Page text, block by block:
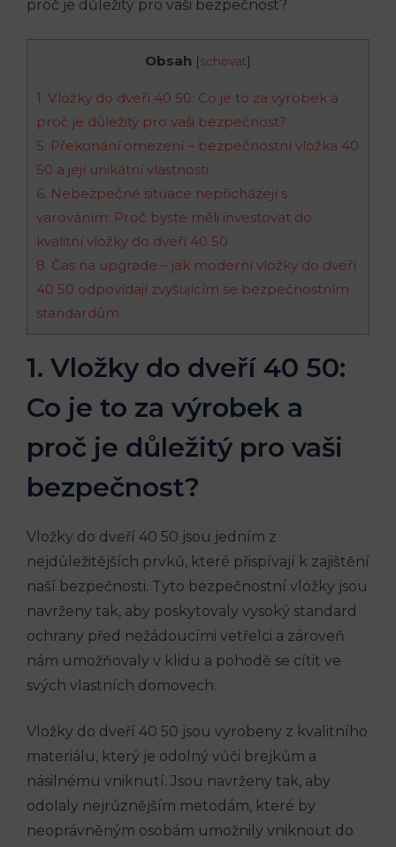
Obsah [schovat]
1. Vložky do dveří 40 50: Co je to za výrobek a
proč je důležitý pro vaši bezpečnost?
5. Překonání omezení – bezpečnostní vložka 40
50 a její unikátní vlastnosti
6. Nebezpečné situace nepřicházejí s
varováním: Proč byste měli investovat do
kvalitní vložky do dveří 40 50
8. Čas na upgrade – jak moderní vložky do dveří
40 50 odpovídají zvyšujícím se bezpečnostním
standardům
1. Vložky do dveří 40 50:
Co je to za výrobek a
proč je důležitý pro vaši
bezpečnost?
Vložky do dveří 40 50 jsou jedním z
nejdůležitějších prvků, které přispívají k zajištění
naší bezpečnosti. Tyto bezpečnostní vložky jsou
navrženy tak, aby poskytovaly vysoký standard
ochrany před nežádoucími vetřelci a zároveň
nám umožňovaly v klidu a pohodě se cítit ve
svých vlastních domovech.
Vložky do dveří 40 50 jsou vyrobeny z kvalitního
materiálu, který je odolný vůči brejkům a
násilnému vniknutí. Jsou navrženy tak, aby
odolaly nejrůznějším metodám, které by
neoprávněným osobám umožnily vniknout do